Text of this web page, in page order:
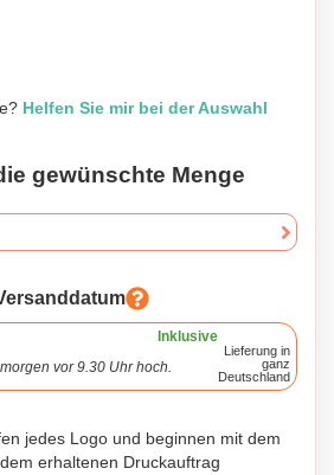
Helfen Sie mir bei der Auswahl
gewünschte Menge
Inklusive
vor 9.30 Uhr hoch.
Lieferung in
ganz
Deutschland
jedes Logo und beginnen mit dem
erhaltenen Druckauftrag